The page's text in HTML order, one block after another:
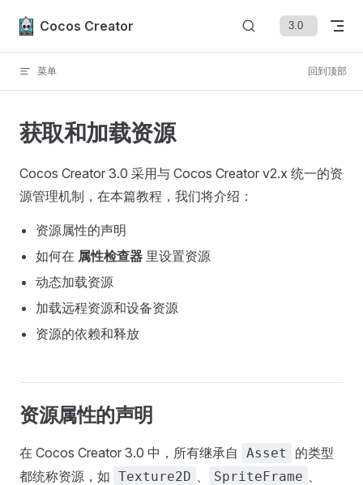
Skip to content
Cocos Creator
菜单 回到顶部
获取和加载资源
Cocos Creator 3.0 采用与 Cocos Creator v2.x 统一的资
源管理机制，在本篇教程，我们将介绍：
资源属性的声明
如何在 属性检查器 里设置资源
动态加载资源
加载远程资源和设备资源
资源的依赖和释放
资源属性的声明
在 Cocos Creator 3.0 中，所有继承自 Asset
的类型
都统称资源，如 Texture2D 、 SpriteFrame 、